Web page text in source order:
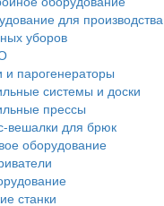
для производства
уборов
и парогенераторы
системы и доски
прессы
вешалки для брюк
оборудование
станки